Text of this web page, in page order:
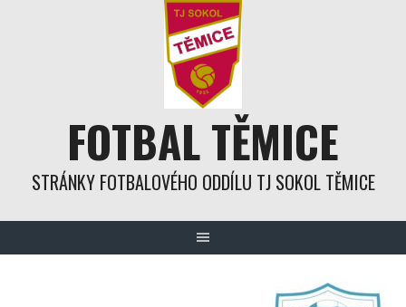
FOTBAL TĚMICE
STRÁNKY FOTBALOVÉHO ODDÍLU TJ SOKOL TĚMICE